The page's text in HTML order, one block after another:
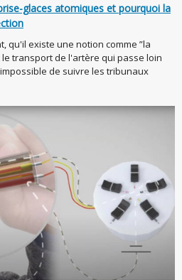
glaces atomiques et pourquoi la
qu'il existe une notion comme ”la
transport de l'artère qui passe loin
de suivre les tribunaux